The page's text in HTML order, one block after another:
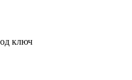
ключ